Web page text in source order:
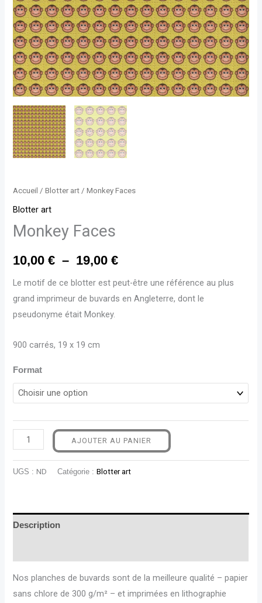
Accueil /Blotter art / Monkey Faces
Blotter art
Monkey Faces
10,00€ – 19,00€
Le motif de ce blotter est peut-être une référence au plus
grand imprimeur de buvards en Angleterre, dont le
pseudonyme était Monkey.
900 carrés, 19 x 19 cm
Format
AJOUTER AU PANIER
UGS :ND Catégorie :Blotter art
Description
Nos planches de buvards sont de la meilleure qualité – papier
sans chlore de 300 g/m² – et imprimées en lithographie